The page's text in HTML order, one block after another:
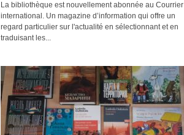
La bibliothèque est nouvellement abonnée au Courrier
international. Un magazine d’information qui offre un
regard particulier sur l'actualité en sélectionnant et en
traduisant les...